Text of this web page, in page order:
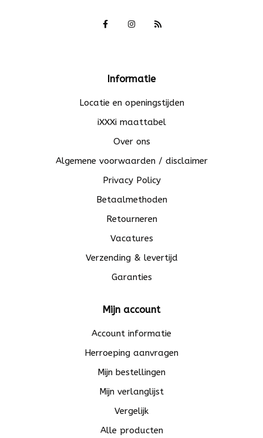
Informatie
Locatie en openingstijden
iXXXi maattabel
Over ons
Algemene voorwaarden / disclaimer
Privacy Policy
Betaalmethoden
Retourneren
Vacatures
Verzending & levertijd
Garanties
Mijn account
Account informatie
Herroeping aanvragen
Mijn bestellingen
Mijn verlanglijst
Vergelijk
Alle producten